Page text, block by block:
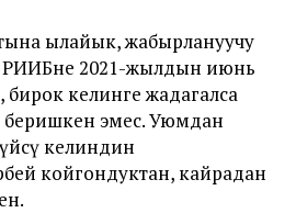
ылайык, жабырлануучу
РИИБне 2021-жылдын июнь
келинге жадагалса
беришкен эмес. Уюмдан
келиндин
койгондуктан, кайрадан